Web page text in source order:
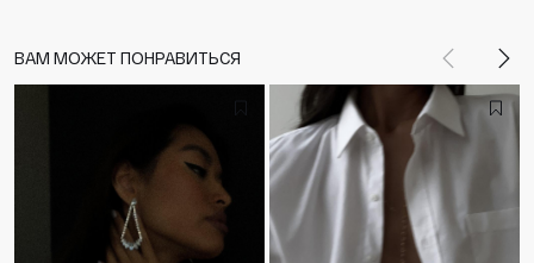
ВАМ МОЖЕТ ПОНРАВИТЬСЯ Назад